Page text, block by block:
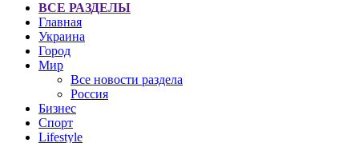
ВСЕ РАЗДЕЛЫ
Главная
Украина
Город
Мир
Все новости раздела
Россия
Бизнес
Спорт
Lifestyle